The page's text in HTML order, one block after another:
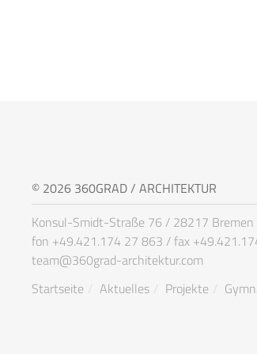
© 2026 360GRAD / ARCHITEKTUR
Konsul-Smidt-Straße 76 / 28217 Bremen
fon +49.421.174 27 863 / fax
team@360grad-architektur.com
Startseite
Aktuelles Projekte